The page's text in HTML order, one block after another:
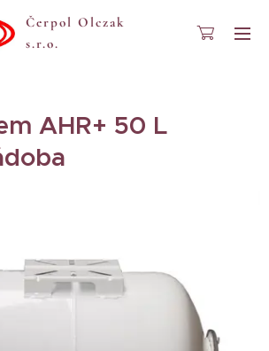
Čerpol Olczak
s.r.o.
AHR+ 50 L